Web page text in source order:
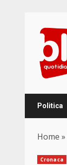
content
Politica
Home »
Cronaca